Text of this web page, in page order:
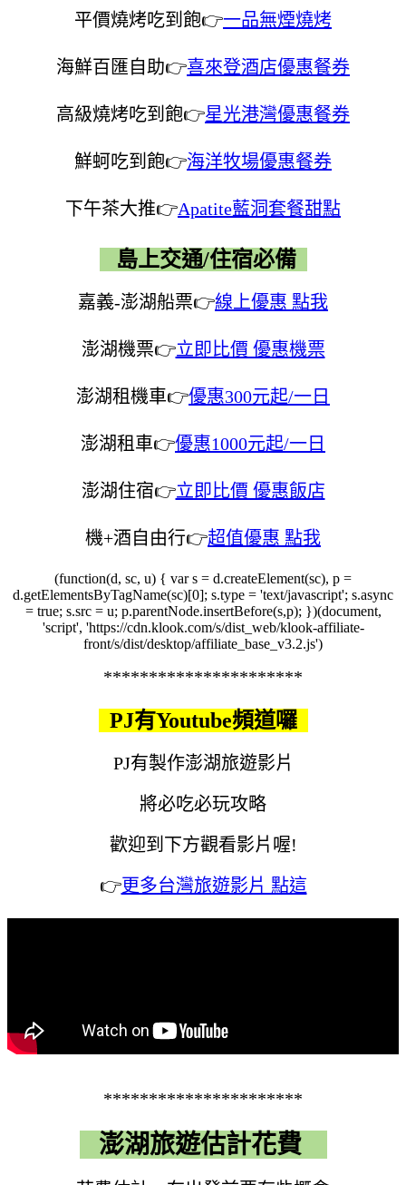
平價燒烤吃到飽👉一品無煙燒烤
海鮮百匯自助👉喜來登酒店優惠餐券
高級燒烤吃到飽👉星光港灣優惠餐券
鮮蚵吃到飽👉海洋牧場優惠餐券
下午茶大推👉Apatite藍洞套餐甜點
島上交通/住宿必備
嘉義-澎湖船票👉線上優惠 點我
澎湖機票👉立即比價 優惠機票
澎湖租機車👉優惠300元起/一日
澎湖租車👉優惠1000元起/一日
澎湖住宿👉立即比價 優惠飯店
機+酒自由行👉超值優惠 點我
(function(d, sc, u) { var s = d.createElement(sc), p =
d.getElementsByTagName(sc)[0]; s.type = 'text/javascript'; s.async
= true; s.src = u; p.parentNode.insertBefore(s,p); })(document,
'script', 'https://cdn.klook.com/s/dist_web/klook-affiliate-
front/s/dist/desktop/affiliate_base_v3.2.js')
**********************
PJ有Youtube頻道囉
PJ有製作澎湖旅遊影片
將必吃必玩攻略
歡迎到下方觀看影片喔!
👉更多台灣旅遊影片 點這
**********************
澎湖旅遊估計花費